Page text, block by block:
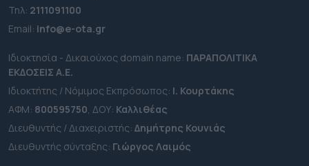
Τηλ: 2111091100
Εmail: info@e-ota.gr
Ιδιοκτησία - Δικαιούχος domain name: ΠΑΡΑΠΟΛΙΤΙΚΑ
ΕΚΔΟΣΕΙΣ A.E.
Ιδιοκτήτης / Νόμιμος Εκπρόσωπος: Ι. Κουρτάκης
ΑΦΜ: 800595750, ΔΟΥ: Καλλιθέας
Διευθυντής / Διαχειριστής: Δημήτρης Κουνιάς
Διευθυντής σύνταξης: Γιώργος Λαιμός